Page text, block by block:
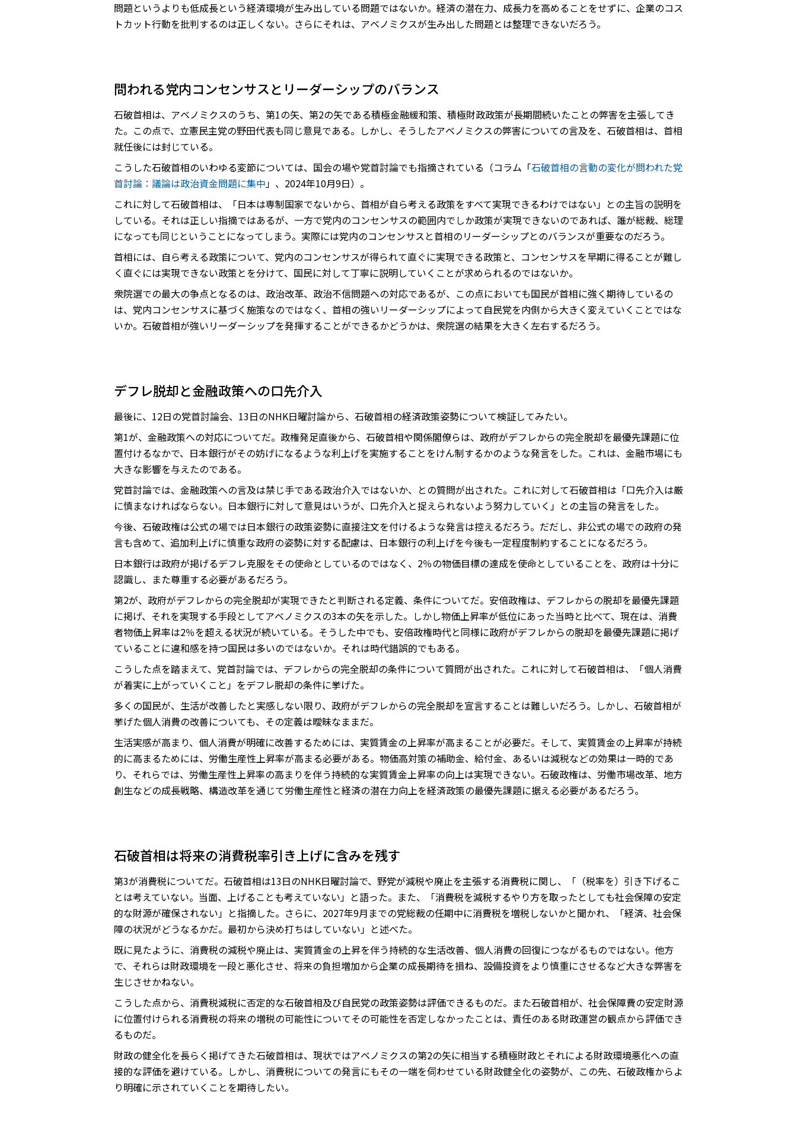
問題というよりも低成長という経済環境が生み出している問題ではないか。経済の潜在力、成長力を高めることをせずに、企業のコス
トカット行動を批判するのは正しくない。さらにそれは、アベノミクスが生み出した問題とは整理できないだろう。
問われる党内コンセンサスとリーダーシップのバランス
石破首相は、アベノミクスのうち、第1の矢、第2の矢である積極金融緩和策、積極財政政策が長期間続いたことの弊害を主張してき
た。この点で、立憲民主党の野田代表も同じ意見である。しかし、そうしたアベノミクスの弊害についての言及を、石破首相は、首相
就任後には封じている。
こうした石破首相のいわゆる変節については、国会の場や党首討論でも指摘されている（コラム「石破首相の言動の変化が問われた党
首討論：議論は政治資金問題に集中」、2024年10月9日）。
これに対して石破首相は、「日本は専制国家でないから、首相が自ら考える政策をすべて実現できるわけではない」との主旨の説明を
している。それは正しい指摘ではあるが、一方で党内のコンセンサスの範囲内でしか政策が実現できないのであれば、誰が総裁、総理
になっても同じということになってしまう。実際には党内のコンセンサスと首相のリーダーシップとのバランスが重要なのだろう。
首相には、自ら考える政策について、党内のコンセンサスが得られて直ぐに実現できる政策と、コンセンサスを早期に得ることが難し
く直ぐには実現できない政策とを分けて、国民に対して丁寧に説明していくことが求められるのではないか。
衆院選での最大の争点となるのは、政治改革、政治不信問題への対応であるが、この点においても国民が首相に強く期待しているの
は、党内コンセンサスに基づく施策なのではなく、首相の強いリーダーシップによって自民党を内側から大きく変えていくことではな
いか。石破首相が強いリーダーシップを発揮することができるかどうかは、衆院選の結果を大きく左右するだろう。
デフレ脱却と金融政策への口先介入
最後に、12日の党首討論会、13日のNHK日曜討論から、石破首相の経済政策姿勢について検証してみたい。
第1が、金融政策への対応についてだ。政権発足直後から、石破首相や関係閣僚らは、政府がデフレからの完全脱却を最優先課題に位
置付けるなかで、日本銀行がその妨げになるような利上げを実施することをけん制するかのような発言をした。これは、金融市場にも
大きな影響を与えたのである。
党首討論では、金融政策への言及は禁じ手である政治介入ではないか、との質問が出された。これに対して石破首相は「口先介入は厳
に慎まなければならない。日本銀行に対して意見はいうが、口先介入と捉えられないよう努力していく」との主旨の発言をした。
今後、石破政権は公式の場では日本銀行の政策姿勢に直接注文を付けるような発言は控えるだろう。だだし、非公式の場での政府の発
言も含めて、追加利上げに慎重な政府の姿勢に対する配慮は、日本銀行の利上げを今後も一定程度制約することになるだろう。
日本銀行は政府が掲げるデフレ克服をその使命としているのではなく、2％の物価目標の達成を使命としていることを、政府は十分に
認識し、また尊重する必要があるだろう。
第2が、政府がデフレからの完全脱却が実現できたと判断される定義、条件についてだ。安倍政権は、デフレからの脱却を最優先課題
に掲げ、それを実現する手段としてアベノミクスの3本の矢を示した。しかし物価上昇率が低位にあった当時と比べて、現在は、消費
者物価上昇率は2％を超える状況が続いている。そうした中でも、安倍政権時代と同様に政府がデフレからの脱却を最優先課題に掲げ
ていることに違和感を持つ国民は多いのではないか。それは時代錯誤的でもある。
こうした点を踏まえて、党首討論では、デフレからの完全脱却の条件について質問が出された。これに対して石破首相は、「個人消費
が着実に上がっていくこと」をデフレ脱却の条件に挙げた。
多くの国民が、生活が改善したと実感しない限り、政府がデフレからの完全脱却を宣言することは難しいだろう。しかし、石破首相が
挙げた個人消費の改善についても、その定義は曖昧なままだ。
生活実感が高まり、個人消費が明確に改善するためには、実質賃金の上昇率が高まることが必要だ。そして、実質賃金の上昇率が持続
的に高まるためには、労働生産性上昇率が高まる必要がある。物価高対策の補助金、給付金、あるいは減税などの効果は一時的であ
り、それらでは、労働生産性上昇率の高まりを伴う持続的な実質賃金上昇率の向上は実現できない。石破政権は、労働市場改革、地方
創生などの成長戦略、構造改革を通じて労働生産性と経済の潜在力向上を経済政策の最優先課題に据える必要があるだろう。
石破首相は将来の消費税率引き上げに含みを残す
第3が消費税についてだ。石破首相は13日のNHK日曜討論で、野党が減税や廃止を主張する消費税に関し、「（税率を）引き下げるこ
とは考えていない。当面、上げることも考えていない」と語った。また、「消費税を減税するやり方を取ったとしても社会保障の安定
的な財源が確保されない」と指摘した。さらに、2027年9月までの党総裁の任期中に消費税を増税しないかと聞かれ、「経済、社会保
障の状況がどうなるかだ。最初から決め打ちはしていない」と述べた。
既に見たように、消費税の減税や廃止は、実質賃金の上昇を伴う持続的な生活改善、個人消費の回復につながるものではない。他方
で、それらは財政環境を一段と悪化させ、将来の負担増加から企業の成長期待を損ね、設備投資をより慎重にさせるなど大きな弊害を
生じさせかねない。
こうした点から、消費税減税に否定的な石破首相及び自民党の政策姿勢は評価できるものだ。また石破首相が、社会保障費の安定財源
に位置付けられる消費税の将来の増税の可能性についてその可能性を否定しなかったことは、責任のある財政運営の観点から評価でき
るものだ。
財政の健全化を長らく掲げてきた石破首相は、現状ではアベノミクスの第2の矢に相当する積極財政とそれによる財政環境悪化への直
接的な評価を避けている。しかし、消費税についての発言にもその一端を伺わせている財政健全化の姿勢が、この先、石破政権からよ
り明確に示されていくことを期待したい。